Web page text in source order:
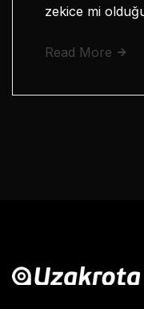
zekice mi
Read More